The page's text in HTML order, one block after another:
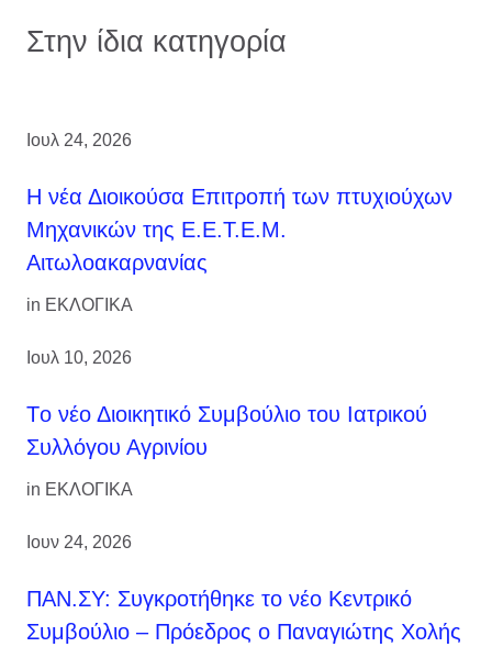
Στην ίδια κατηγορία
Ιουλ 24, 2026
H νέα Διοικούσα Επιτροπή των πτυχιούχων
Μηχανικών της Ε.Ε.Τ.Ε.Μ.
Αιτωλοακαρνανίας
in ΕΚΛΟΓΙΚΑ
Ιουλ 10, 2026
Tο νέο Διοικητικό Συμβούλιο του Ιατρικού
Συλλόγου Αγρινίου
in ΕΚΛΟΓΙΚΑ
Ιουν 24, 2026
ΠΑΝ.ΣΥ: Συγκροτήθηκε το νέο Κεντρικό
Συμβούλιο – Πρόεδρος ο Παναγιώτης Χολής